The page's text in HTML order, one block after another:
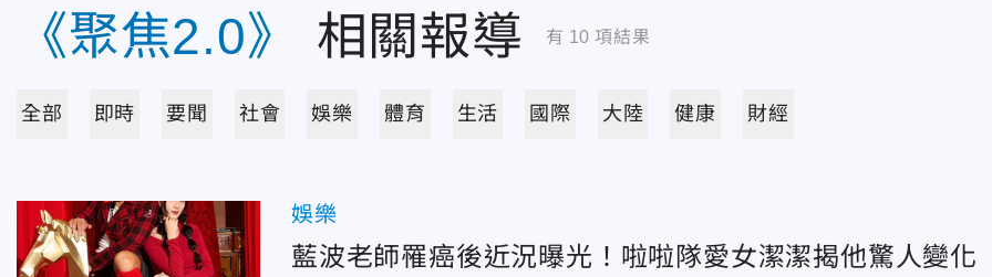
《聚焦2.0》 相關報導 有 10 項結果
全部 即時 要聞 社會 娛樂 體育 生活 國際 大陸 健康 財經
娛樂
藍波老師罹癌後近況曝光！啦啦隊愛女潔潔揭他驚人變化